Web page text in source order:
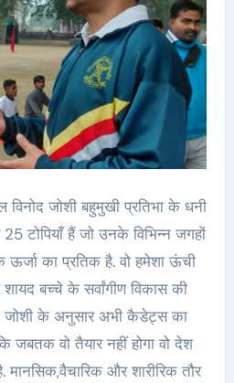
जोशी बहुमुखी प्रतिभा के धनी
टोपियाँ हैं जो उनके विभिन्न जगहों
का प्रतिक है. वो हमेशा ऊंची
बच्चे के सर्वांगीण विकास की
जोशी के अनुसार अभी कैडेट्स का
जबतक वो तैयार नहीं होगा वो देश
और शारीरिक तौर